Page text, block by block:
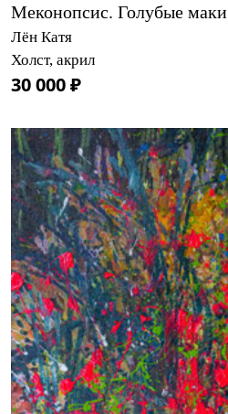
Меконопсис. Голубые маки
Лён Катя
Холст, акрил
30 000 ₽